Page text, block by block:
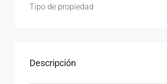
Tipo de propiedad
Descripción